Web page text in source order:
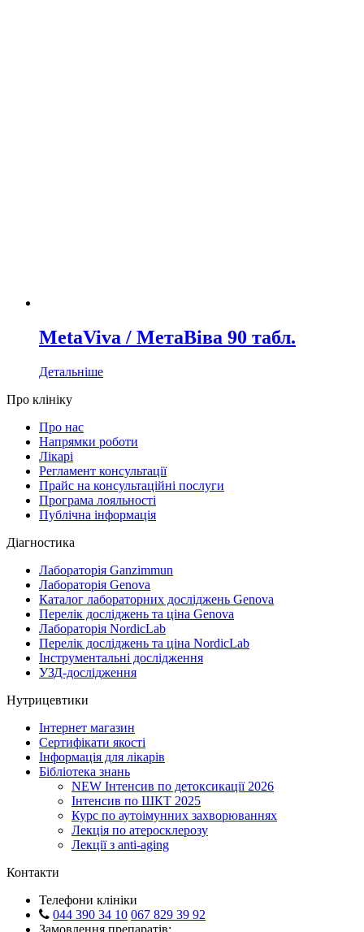
MetaViva / МетаВіва 90 табл.
Детальніше
Про клініку
Про нас
Напрямки роботи
Лікарі
Регламент консультації
Прайс на консультаційні послуги
Програма лояльності
Публічна інформація
Діагностика
Лабораторія Ganzimmun
Лабораторія Genova
Каталог лабораторних досліджень Genova
Перелік досліджень та ціна Genova
Лабораторія NordicLab
Перелік досліджень та ціна NordicLab
Інструментальні дослідження
УЗД-дослідження
Нутрицевтики
Інтернет магазин
Сертифікати якості
Інформація для лікарів
Бібліотека знань
NEW Інтенсив по детоксикації 2026
Інтенсив по ШКТ 2025
Курс по аутоімунних захворюваннях
Лекція по атеросклерозу
Лекції з anti-aging
Контакти
Телефони клініки
044 390 34 10 067 829 39 92
Замовлення препаратів: